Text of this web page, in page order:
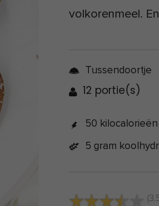
volkorenmeel.
Tussendoortje
12 portie(s)
50
5 gram
(